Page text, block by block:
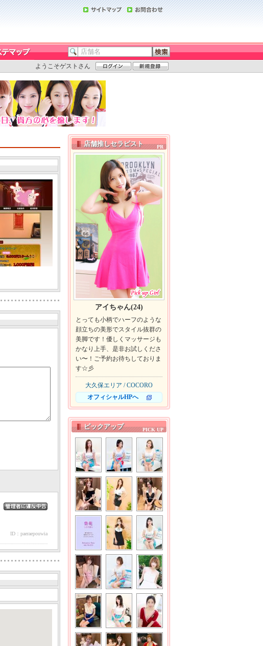
ようこそゲストさん
ID：paeraepouwia
店舗推しセラピスト
アイちゃん(24)
とっても小柄でハーフのような
顔立ちの美形でスタイル抜群の
美脚です！優しくマッサージも
かなり上手、是非お試しくださ
い〜！ご予約お待ちしておりま
す☆彡
大久保エリア / COCORO
オフィシャルHPへ
ピックアップ